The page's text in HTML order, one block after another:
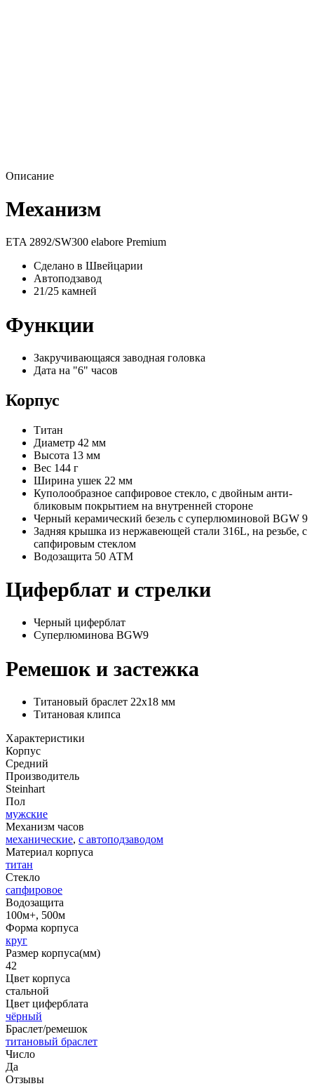
Описание
Механизм
ETA 2892/SW300 elabore Premium
Сделано в Швейцарии
Автоподзавод
21/25 камней
Функции
Закручивающаяся заводная головка
Дата на "6" часов
Корпус
Титан
Диаметр 42 мм
Высота 13 мм
Вес 144 г
Ширина ушек 22 мм
Куполообразное сапфировое стекло, с двойным анти-
бликовым покрытием на внутренней стороне
Черный керамический безель с суперлюминовой BGW 9
Задняя крышка из нержавеющей стали 316L, на резьбе, с
сапфировым стеклом
Водозащита 50 АТМ
Циферблат и стрелки
Черный циферблат
Суперлюминова BGW9
Ремешок и застежка
Титановый браслет 22х18 мм
Титановая клипса
Характеристики
Корпус
Средний
Производитель
Steinhart
Пол
мужские
Механизм часов
механические, с автоподзаводом
Материал корпуса
титан
Стекло
сапфировое
Водозащита
100м+, 500м
Форма корпуса
круг
Размер корпуса(мм)
42
Цвет корпуса
стальной
Цвет циферблата
чёрный
Браслет/ремешок
титановый браслет
Число
Да
Отзывы